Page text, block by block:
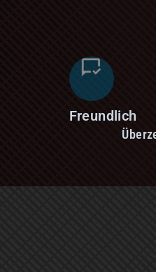
Freundlich